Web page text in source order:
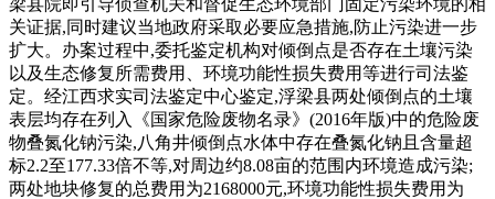
关证据,同时建议当地政府采取必要应急措施,防止污染进一步
扩大。办案过程中,委托鉴定机构对倾倒点是否存在土壤污染
以及生态修复所需费用、环境功能性损失费用等进行司法鉴
定。经江西求实司法鉴定中心鉴定,浮梁县两处倾倒点的土壤
表层均存在列入《国家危险废物名录》(2016年版)中的危险废
物叠氮化钠污染,八角井倾倒点水体中存在叠氮化钠且含量超
标2.2至177.33倍不等,对周边约8.08亩的范围内环境造成污染;
两处地块修复的总费用为2168000元,环境功能性损失费用为